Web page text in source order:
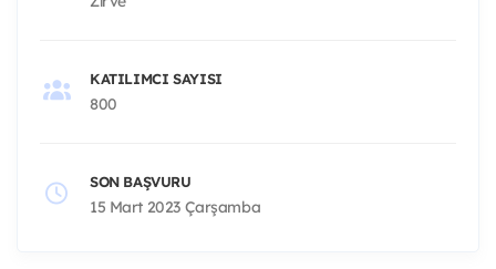
KATILIMCI SAYISI
800
SON BAŞVURU
15 Mart 2023 Çarşamba